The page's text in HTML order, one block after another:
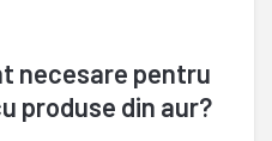
necesare pentru
produse din aur?